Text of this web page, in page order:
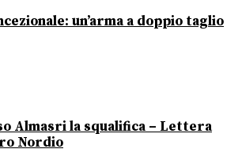
un’arma a doppio taglio
Almasri la squalifica – Lettera
Nordio